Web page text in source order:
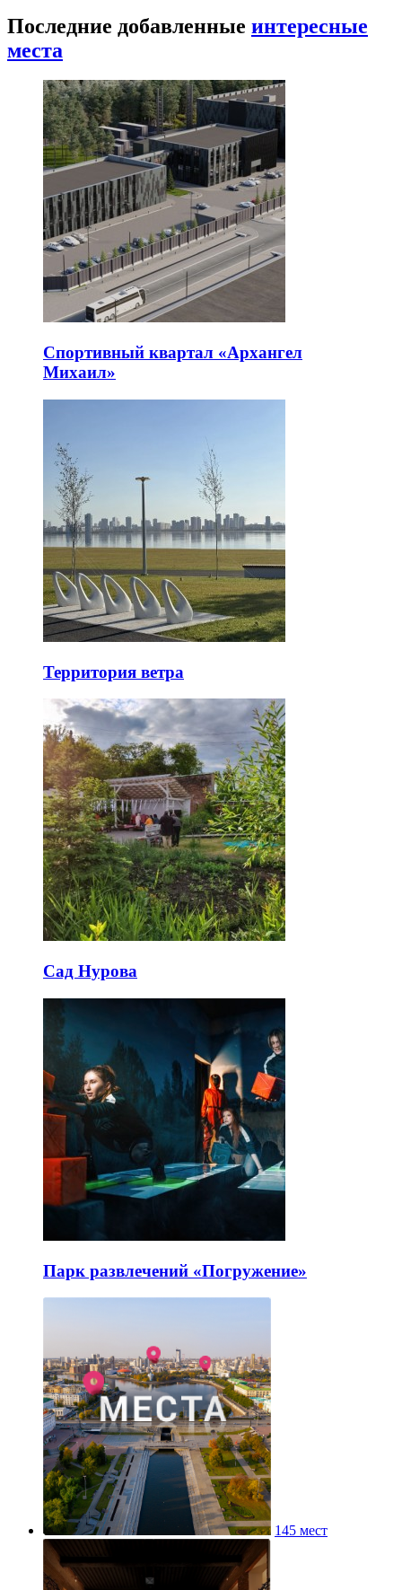
Последние добавленные интересные
места
Спортивный квартал «Архангел
Михаил»
Территория ветра
Сад Нурова
Парк развлечений «Погружение»
145 мест